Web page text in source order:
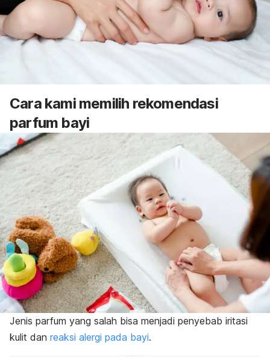
Cara kami memilih rekomendasi
parfum bayi
Jenis parfum yang salah bisa menjadi penyebab iritasi
kulit dan reaksi alergi pada bayi.